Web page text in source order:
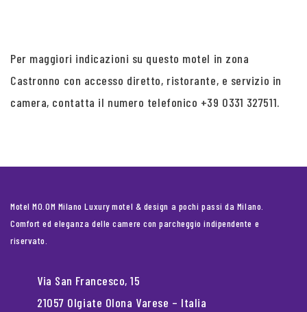
Per maggiori indicazioni su questo motel in zona
Castronno con accesso diretto, ristorante, e servizio in
camera, contatta il numero telefonico +39 0331 327511.
Motel MO.OM Milano Luxury motel & design a pochi passi da Milano.
Comfort ed eleganza delle camere con parcheggio indipendente e
riservato.
Via San Francesco, 15
21057 Olgiate Olona Varese – Italia